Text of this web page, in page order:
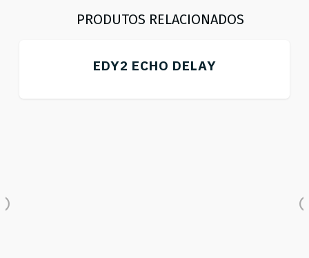
PRODUTOS RELACIONADOS
EDY2 ECHO DELAY